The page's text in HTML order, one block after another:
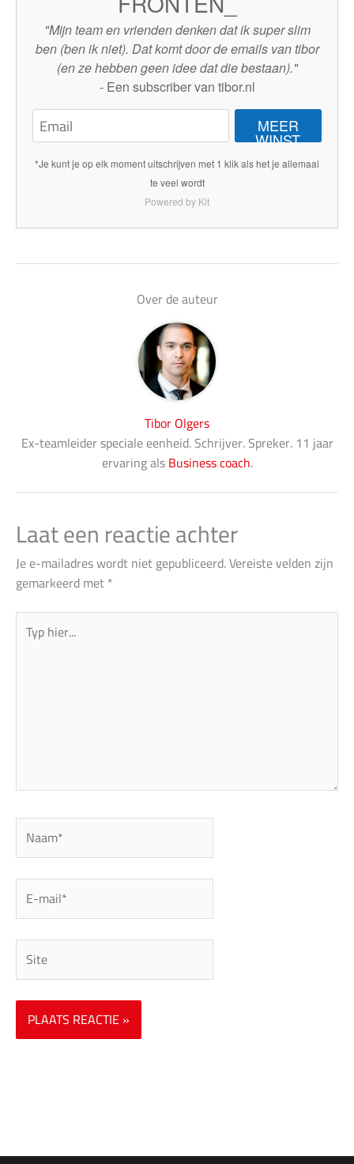
"Mijn team en vrienden denken dat ik super slim
ben (ben ik niet). Dat komt door de emails van tibor
(en ze hebben geen idee dat die bestaan)."
- Een subscriber van tibor.nl
MEER
WINST
*Je kunt je op elk moment uitschrijven met 1 klik als het je allemaal
te veel wordt
Powered by Kit
Over de auteur
Tibor Olgers
Ex-teamleider speciale eenheid. Schrijver. Spreker. 11 jaar
ervaring alsBusiness coach.
Laat een reactie achter
Je e-mailadres wordt niet gepubliceerd.Vereiste velden zijn
gemarkeerd met*
Typ
hier...
Naam*
E-
mail*
Site